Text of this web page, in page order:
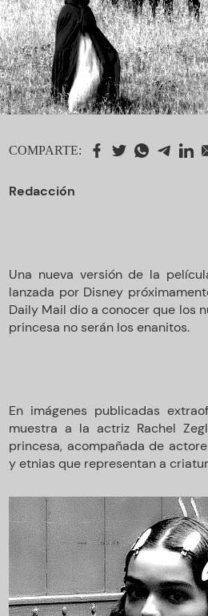
COMPARTE:
Redacción
Una nueva versión de la
lanzada por Disney
Daily Mail dio a conocer que los
princesa no serán los enanitos.
En imágenes publicadas
muestra a la actriz Rachel
princesa, acompañada de
y etnias que representan a